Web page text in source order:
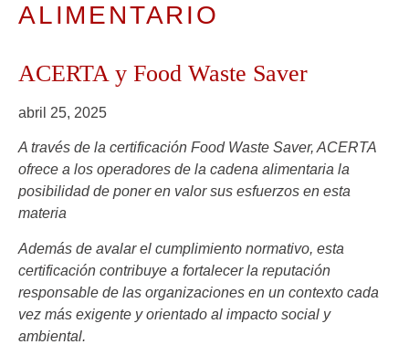
ALIMENTARIO
ACERTA y Food Waste Saver
abril 25, 2025
A través de la certificación Food Waste Saver, ACERTA
ofrece a los operadores de la cadena alimentaria la
posibilidad de poner en valor sus esfuerzos en esta
materia
Además de avalar el cumplimiento normativo, esta
certificación contribuye a fortalecer la reputación
responsable de las organizaciones en un contexto cada
vez más exigente y orientado al impacto social y
ambiental.